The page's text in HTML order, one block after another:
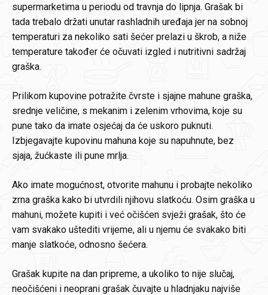
supermarketima u periodu od travnja do lipnja. Grašak bi
tada trebalo držati unutar rashladnih uređaja jer na sobnoj
temperaturi za nekoliko sati šećer prelazi u škrob, a niže
temperature također će očuvati izgled i nutritivni sadržaj
graška.
Prilikom kupovine potražite čvrste i sjajne mahune graška,
srednje veličine, s mekanim i zelenim vrhovima, koje su
pune tako da imate osjećaj da će uskoro puknuti.
Izbjegavajte kupovinu mahuna koje su napuhnute, bez
sjaja, žućkaste ili pune mrlja.
Ako imate mogućnost, otvorite mahunu i probajte nekoliko
zrna graška kako bi utvrdili njihovu slatkoću. Osim graška u
mahuni, možete kupiti i već očišćen svježi grašak, što će
vam svakako uštediti vrijeme, ali u njemu će svakako biti
manje slatkoće, odnosno šećera.
Grašak kupite na dan pripreme, a ukoliko to nije slučaj,
neočišćeni i neoprani grašak čuvajte u hladnjaku najviše